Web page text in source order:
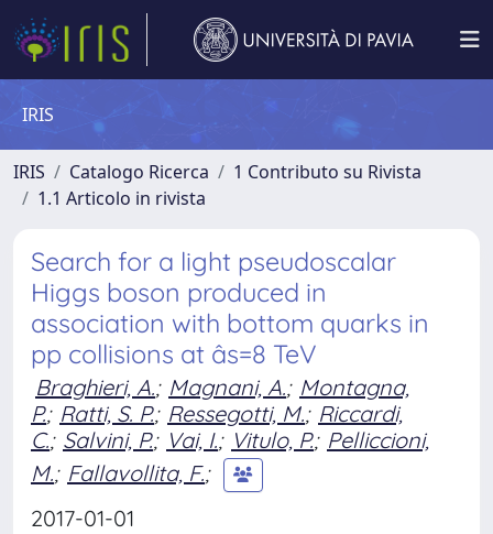
IRIS
IRIS Catalogo Ricerca
1 Contributo su Rivista
1.1 Articolo in rivista
Search for a light pseudoscalar
Higgs boson produced in
association with bottom quarks in
pp collisions at âs=8 TeV
Braghieri, A.; Magnani, A.; Montagna,
P.; Ratti, S. P.; Ressegotti, M.; Riccardi,
C.; Salvini, P.; Vai, I.; Vitulo, P.; Pelliccioni,
M.; Fallavollita, F.;
2017-01-01